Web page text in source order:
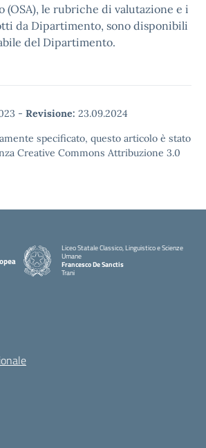
le rubriche di valutazione e i
da Dipartimento, sono disponibili
del Dipartimento.
- Revisione: 23.09.2024
specificato, questo articolo è stato
Creative Commons Attribuzione 3.0
Liceo Statale Classico, Linguistico e Scienze
Umane
Francesco De Sanctis
Trani